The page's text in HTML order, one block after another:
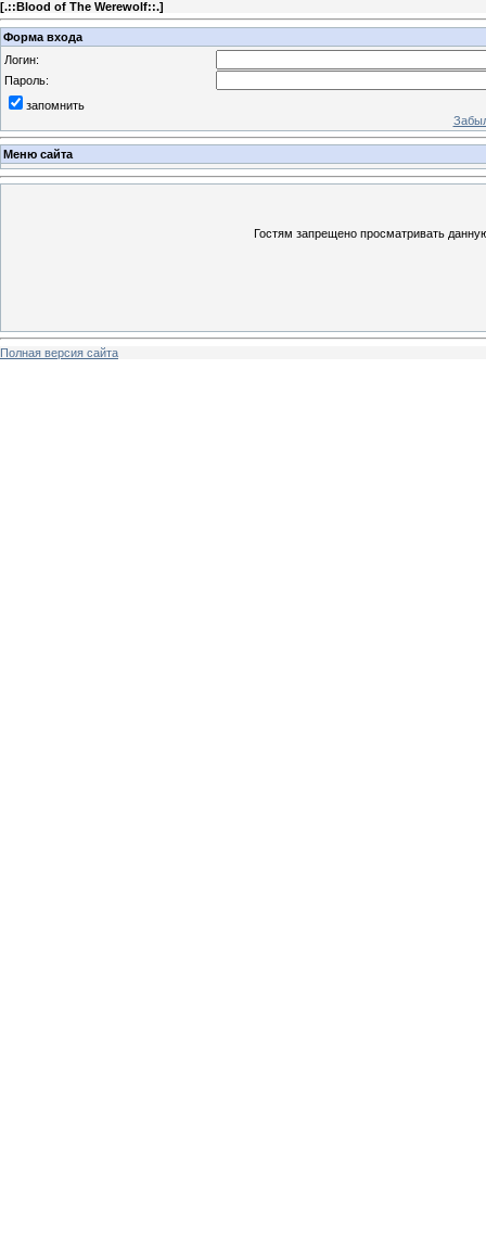
[.::Blood of The Werewolf::.]
Форма входа
Логин:
Пароль:
запомнить
Меню сайта
Гостям запрещено просматривать
Полная версия сайта